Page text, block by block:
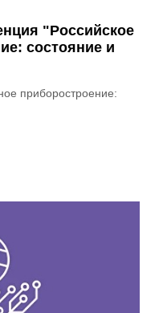
"Российское
состояние и
приборостроение: